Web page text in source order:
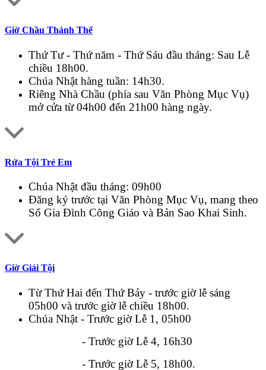
Giờ Chầu Thánh Thể
Thứ Tư - Thứ năm - Thứ Sáu đầu tháng: Sau Lễ
chiều 18h00.
Chúa Nhật hàng tuần: 14h30.
Riêng Nhà Chầu (phía sau Văn Phòng Mục Vụ)
mở cửa từ 04h00 đến 21h00 hàng ngày.
Rửa Tội Trẻ Em
Chúa Nhật đầu tháng: 09h00
Đăng ký trước tại Văn Phòng Mục Vụ, mang theo
Sổ Gia Đình Công Giáo và Bản Sao Khai Sinh.
Giờ Giải Tội
Từ Thứ Hai đến Thứ Bảy - trước giờ lễ sáng
05h00 và trước giờ lễ chiều 18h00.
Chúa Nhật - Trước giờ Lễ 1, 05h00
- Trước giờ Lễ 4, 16h30
- Trước giờ Lễ 5, 18h00.